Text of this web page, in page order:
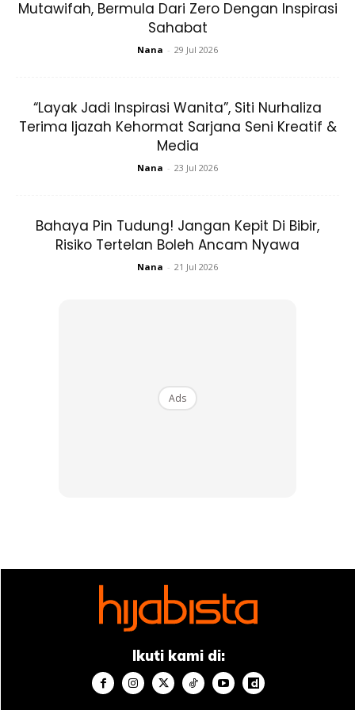
Pertama Kali Keluarkan Hijab,
90 Ribu Helai Wawa Scarve Habis Terjual Kurang 24
nama dalam industri hiburan sebelum bergelar usahawan,
Mutawifah, Bermula Dari Zero Dengan Inspirasi
Sahabat
Nana - 29 Jul 2026
“Layak Jadi Inspirasi Wanita”, Siti Nurhaliza
Terima Ijazah Kehormat Sarjana Seni Kreatif &
Media
Nana - 23 Jul 2026
Bahaya Pin Tudung! Jangan Kepit Di Bibir,
Risiko Tertelan Boleh Ancam Nyawa
Nana - 21 Jul 2026
Ads
Ikuti kami di: